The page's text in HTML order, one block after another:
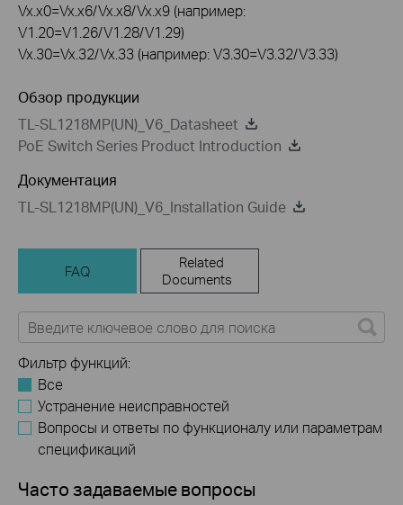
Vx.x0=Vx.x6/Vx.x8/Vx.x9 (например:
V1.20=V1.26/V1.28/V1.29)
Vx.30=Vx.32/Vx.33 (например: V3.30=V3.32/V3.33)
Обзор продукции
TL-SL1218MP(UN)_V6_Datasheet
PoE Switch Series Product Introduction
Документация
TL-SL1218MP(UN)_V6_Installation Guide
FAQ
Related
Documents
Фильтр функций:
Все
Устранение неисправностей
Вопросы и ответы по функционалу или параметрам
спецификаций
Часто задаваемые вопросы